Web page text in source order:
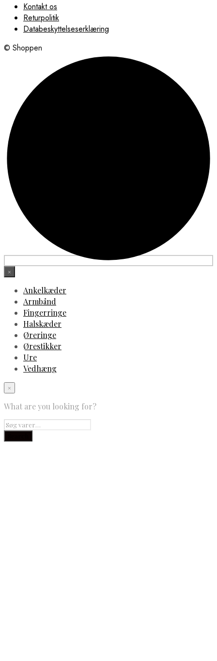
Kontakt os
Returpolitik
Databeskyttelseserklæring
© Shoppen
×
Ankelkæder
Armbånd
Fingerringe
Halskæder
Øreringe
Ørestikker
Ure
Vedhæng
×
What are you looking for?